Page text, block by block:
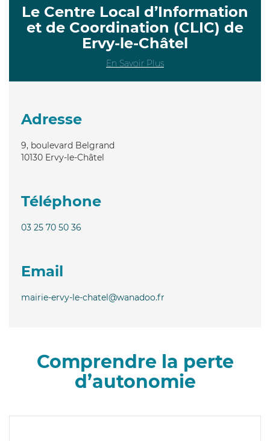
Le Centre Local d’Information
et de Coordination (CLIC) de
Ervy-le-Châtel
En Savoir Plus
Adresse
9, boulevard Belgrand
10130 Ervy-le-Châtel
Téléphone
03 25 70 50 36
Email
mairie-ervy-le-chatel@wanadoo.fr
Comprendre la perte
d’autonomie